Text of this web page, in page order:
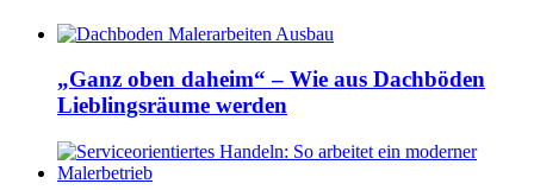
„Ganz oben daheim“ – Wie aus Dachböden
Lieblingsräume werden